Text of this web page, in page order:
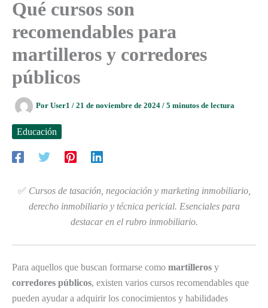
Qué cursos son
recomendables para
martilleros y corredores
públicos
Por User1 / 21 de noviembre de 2024 / 5 minutos de lectura
Educación
✅ Cursos de tasación, negociación y marketing inmobiliario,
derecho inmobiliario y técnica pericial. Esenciales para
destacar en el rubro inmobiliario.
Para aquellos que buscan formarse como martilleros y
corredores públicos, existen varios cursos recomendables que
pueden ayudar a adquirir los conocimientos y habilidades